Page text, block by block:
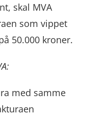
skal MVA
som vippet
50.000 kroner.
med samme